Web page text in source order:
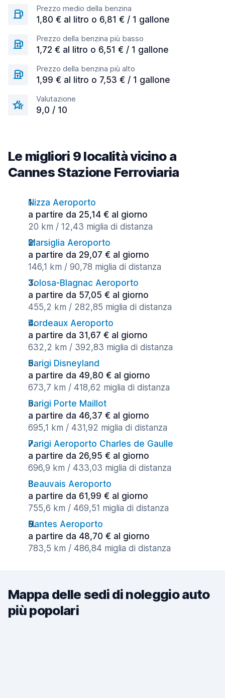
Prezzo medio della benzina
1,80 € al litro o 6,81 € / 1 gallone
Prezzo della benzina più basso
1,72 € al litro o 6,51 € / 1 gallone
Prezzo della benzina più alto
1,99 € al litro o 7,53 € / 1 gallone
Valutazione
9,0 / 10
Le migliori 9 località vicino a
Cannes Stazione Ferroviaria
Nizza Aeroporto
a partire da 25,14 € al giorno
20 km / 12,43 miglia di distanza
Marsiglia Aeroporto
a partire da 29,07 € al giorno
146,1 km / 90,78 miglia di distanza
Tolosa-Blagnac Aeroporto
a partire da 57,05 € al giorno
455,2 km / 282,85 miglia di distanza
Bordeaux Aeroporto
a partire da 31,67 € al giorno
632,2 km / 392,83 miglia di distanza
Parigi Disneyland
a partire da 49,80 € al giorno
673,7 km / 418,62 miglia di distanza
Parigi Porte Maillot
a partire da 46,37 € al giorno
695,1 km / 431,92 miglia di distanza
Parigi Aeroporto Charles de Gaulle
a partire da 26,95 € al giorno
696,9 km / 433,03 miglia di distanza
Beauvais Aeroporto
a partire da 61,99 € al giorno
755,6 km / 469,51 miglia di distanza
Nantes Aeroporto
a partire da 48,70 € al giorno
783,5 km / 486,84 miglia di distanza
Mappa delle sedi di noleggio auto
più popolari